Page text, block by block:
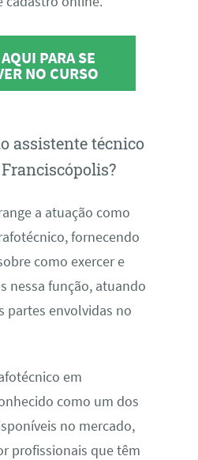
PARA SE
NO CURSO
assistente técnico
a atuação como
fornecendo
como exercer e
nessa função, atuando
partes envolvidas no
em
como um dos
no mercado,
profissionais que têm